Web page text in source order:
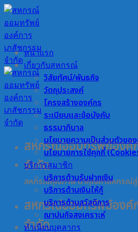
Skip
to
content
สหกรณ์ออมทรัพย์องค์ก
จำกัด
สหกรณ์คุณภาพ นำคุณค่าสหกรณ์สู่
สหกรณ์ออมทรัพย์องค์ก
จำกัด
หน้าแรก
เกี่ยวกับสหกรณ์
วิสัยทัศน์/พันธกิจ
วัตถุประสงค์
โครงสร้างองค์กร
ระเบียบและข้อบังคับ
ธรรมาภิบาล
นโยบายความเป็นส่วนตัวข
นโยบายการใช้คุกกี้
บริการสมาชิก
บริการด้านรับฝากเงิน
บริการด้านเงินให้กู้
บริการด้านสวัสดิการ
ฌาปนกิจสงเคราะห์
ทำเนียบบุคลากร